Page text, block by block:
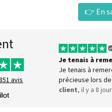
👉 En
avis
Je tenais à
Je tenais à
précieuse lors
client, il y a 8